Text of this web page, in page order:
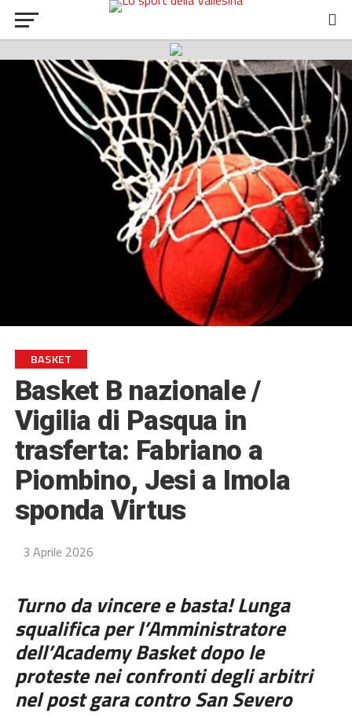
BASKET
Basket B nazionale /
Vigilia di Pasqua in
trasferta: Fabriano a
Piombino, Jesi a Imola
sponda Virtus
3 Aprile 2026
Turno da vincere e basta! Lunga
squalifica per l’Amministratore
dell’Academy Basket dopo le
proteste nei confronti degli arbitri
nel post gara contro San Severo